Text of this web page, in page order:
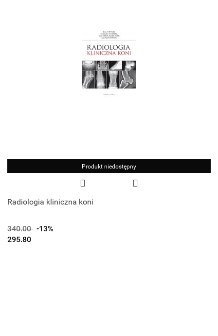
Produkt niedostępny
Radiologia kliniczna koni
340.00 -13%
295.80